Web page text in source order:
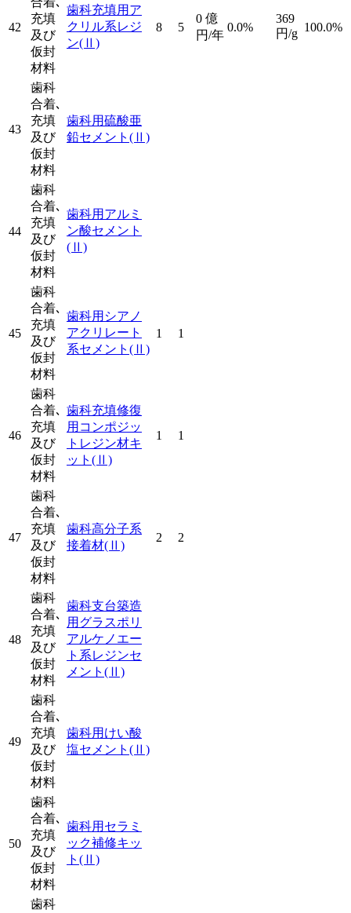
42
充填
及び
仮封
材料
歯科充填用ア
クリル系レジ
ン(Ⅱ)
8 5
0 億
円/年
0.0%
369
円/g 100.0%
43
歯科
合着､
充填
及び
仮封
材料
歯科用硫酸亜
鉛セメント (Ⅱ)
44
歯科
合着､
充填
及び
仮封
材料
歯科用アルミ
ン酸セメント
(Ⅱ)
45
歯科
合着､
充填
及び
仮封
材料
歯科用シアノ
アクリレート
系セメント (Ⅱ)
1 1
46
歯科
合着､
充填
及び
仮封
材料
歯科充填修復
用コンポジッ
トレジン材キ
ット (Ⅱ)
1 1
47
歯科
合着､
充填
及び
仮封
材料
歯科高分子系
接着材(Ⅱ)
2 2
48
歯科
合着､
充填
及び
仮封
材料
歯科支台築造
用グラスポリ
アルケノエー
ト系レジンセ
メント (Ⅱ)
49
歯科
合着､
充填
及び
仮封
材料
歯科用けい酸
塩セメント (Ⅱ)
50
歯科
合着､
充填
及び
仮封
材料
歯科用セラミ
ック補修キッ
ト (Ⅱ)
歯科